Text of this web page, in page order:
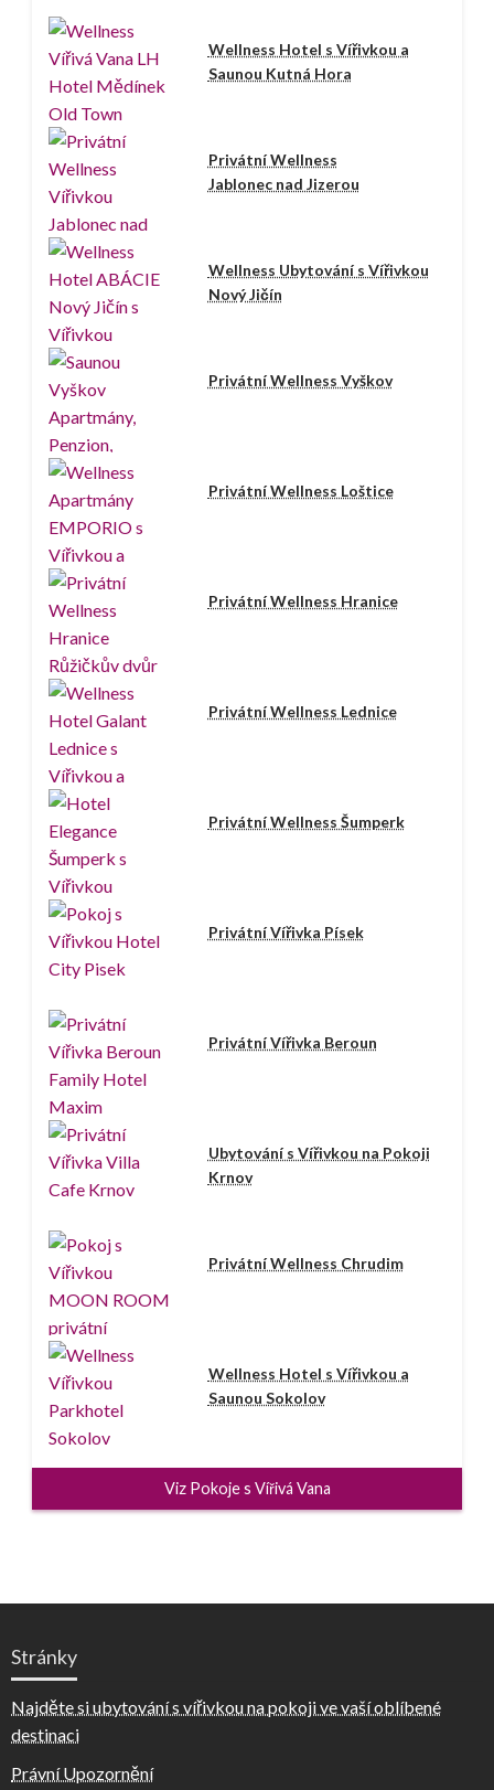
Wellness Hotel s Vířivkou a
Saunou Kutná Hora
Privátní Wellness
Jablonec nad Jizerou
Wellness Ubytování s Vířivkou
Nový Jičín
Privátní Wellness Vyškov
Privátní Wellness Loštice
Privátní Wellness Hranice
Privátní Wellness Lednice
Privátní Wellness Šumperk
Privátní Vířivka Písek
Privátní Vířivka Beroun
Ubytování s Vířivkou na Pokoji
Krnov
Privátní Wellness Chrudim
Wellness Hotel s Vířivkou a
Saunou Sokolov
Viz Pokoje s Vířivá Vana
Stránky
Najděte si ubytování s vířivkou na pokoji ve vaší oblíbené
destinaci
Právní Upozornění